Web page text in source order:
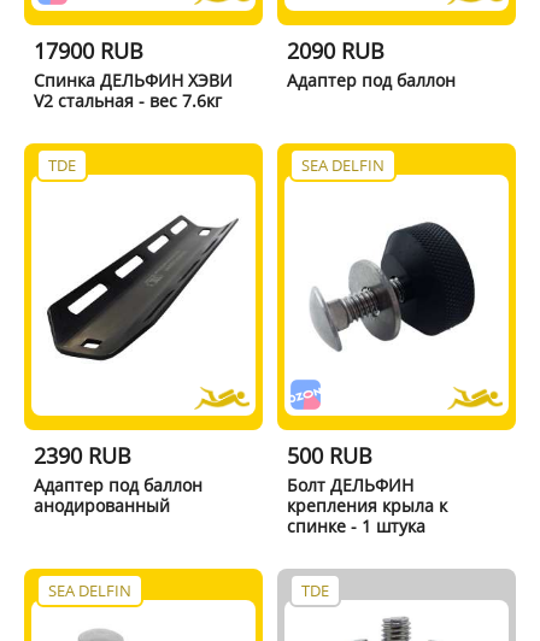
17900 RUB
Спинка ДЕЛЬФИН ХЭВИ
V2 стальная - вес 7.6кг
2090 RUB
Адаптер под баллон
TDE
2390 RUB
Адаптер под баллон
анодированный
SEA DELFIN
500 RUB
Болт ДЕЛЬФИН
крепления крыла к
спинке - 1 штука
SEA DELFIN TDE